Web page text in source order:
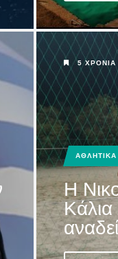
Κάσο:
5 ΧΡΌΝΙΑ
ΑΘΛΗΤΙΚΑ
Η